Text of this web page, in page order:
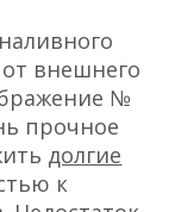
внешнего
№
прочное
долгие
к